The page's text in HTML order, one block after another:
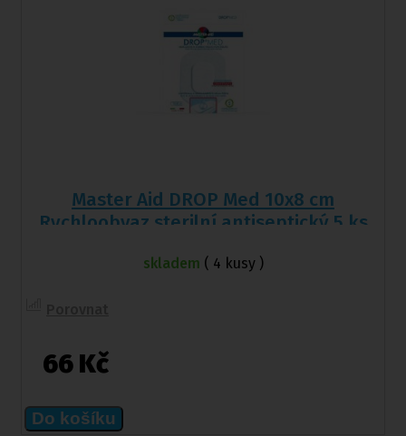
Master Aid DROP Med 10x8 cm
Rychloobvaz sterilní antiseptický 5 ks
skladem ( 4 kusy )
66 Kč
Do košíku